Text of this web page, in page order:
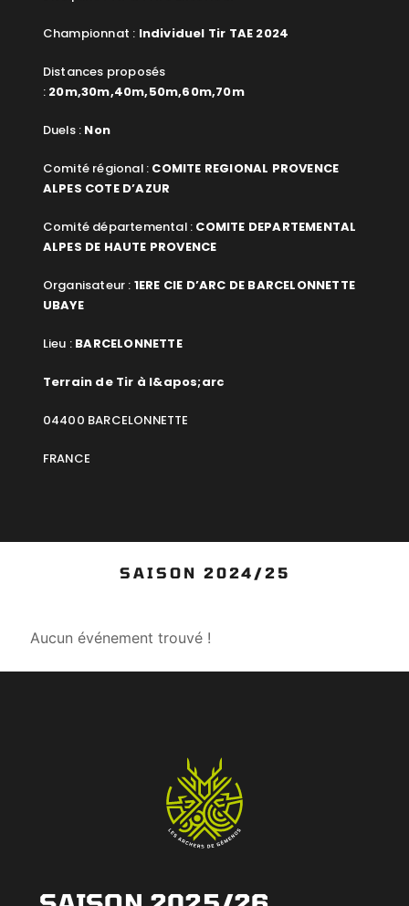
Championnat : Individuel Tir TAE 2024
Distances proposés
: 20m,30m,40m,50m,60m,70m
Duels : Non
Comité régional : COMITE REGIONAL PROVENCE
ALPES COTE D’AZUR
Comité départemental : COMITE DEPARTEMENTAL
ALPES DE HAUTE PROVENCE
Organisateur : 1ERE CIE D’ARC DE BARCELONNETTE
UBAYE
Lieu : BARCELONNETTE
Terrain de Tir à l&apos;arc
04400 BARCELONNETTE
FRANCE
SAISON 2024/25
Aucun événement trouvé !